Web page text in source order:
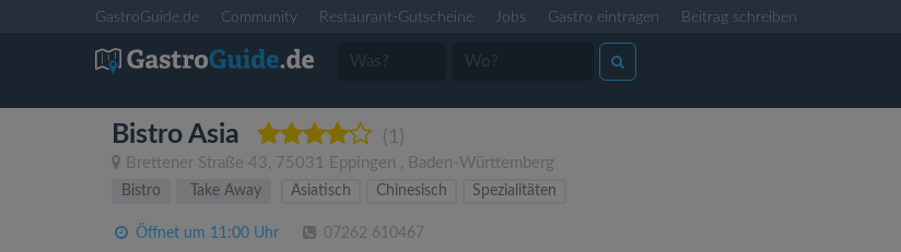
GastroGuide.de Community Restaurant-Gutscheine Jobs Gastro eintragen Beitrag schreiben
Bistro Asia (1)
Brettener Straße 43, 75031 Eppingen , Baden-Württemberg
Bistro
Take Away Asiatisch Chinesisch Spezialitäten
Öffnet um 11:00 Uhr 07262 610467